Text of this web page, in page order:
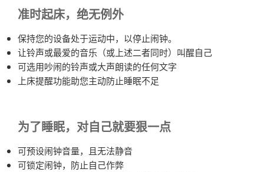
准时起床，绝无例外
保持您的设备处于运动中，以停止闹钟。
让铃声或最爱的音乐（或上述二者同时）叫醒自己
可选用吵闹的铃声或大声朗读的任何文字
上床提醒功能助您主动防止睡眠不足
为了睡眠，对自己就要狠一点
可预设闹钟音量，且无法静音
可锁定闹钟，防止自己作弊